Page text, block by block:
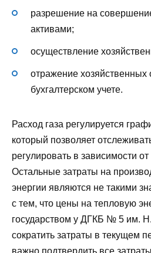
разрешение на
активами;
осуществление
отражение хозяйственных
бухгалтерском учете.
Расход газа регулируется
который позволяет
регулировать в зависимости
Остальные затраты на
энергии являются не такими
с тем, что цены на тепловую
государством у ДГКБ № 5 им.
сократить затраты в текущем
важно подтвердить все